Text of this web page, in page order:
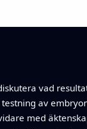
vad
av
med